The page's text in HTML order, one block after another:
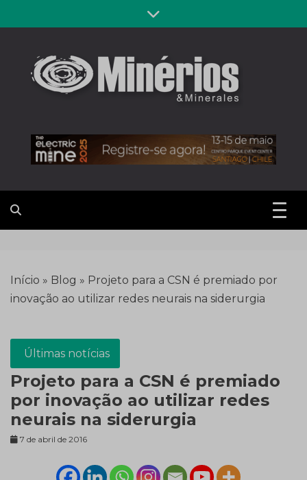
to
Revista
Minérios &
Minerales
Início » Blog » Projeto para a CSN é premiado por
inovação ao utilizar redes neurais na siderurgia
Últimas notícias
Projeto para a CSN é premiado
por inovação ao utilizar redes
neurais na siderurgia
7 de abril de 2016